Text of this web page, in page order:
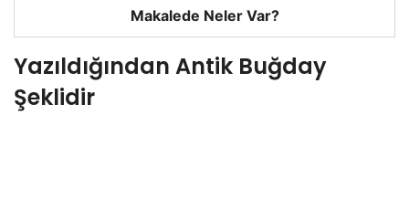
Makalede Neler Var?
Yazıldığından Antik Buğday
Şeklidir